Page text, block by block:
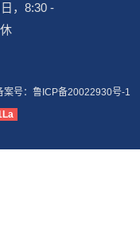
，8:30 -
号： 鲁ICP备20022930号-1